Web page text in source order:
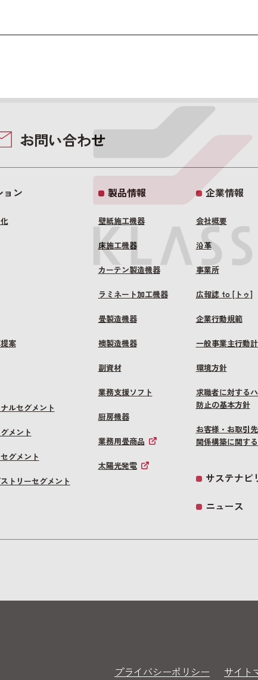
お問い合わせ
ョン
案
ルセグメント
メント
グメント
トリーセグメント
製品情報
壁紙施工機器
床施工機器
カーテン製造機器
ラミネート加工機器
畳製造機器
襖製造機器
副資材
業務支援ソフト
厨房機器
業務用畳商品
太陽光発電
企業情報
会社概要
沿革
事業所
広報誌 to [トゥ]
企業行動規範
一般事業主行動
環境方針
求職者に対する
防止の基本方針
お客様・お取引
関係構築に関す
サステナビ
ニュース
プライバシーポリシー サイト